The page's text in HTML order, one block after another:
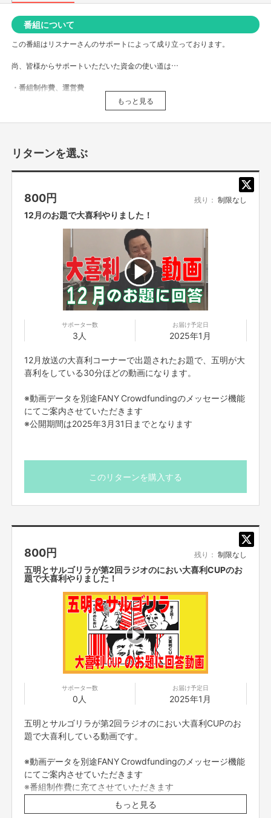
番組について
この番組はリスナーさんのサポートによって成り立っております。
尚、皆様からサポートいただいた資金の使い道は…
・番組制作費、運営費
・クラウドファンディング手数料
【オンラインのリターンについてのご注意事項】
■オンライン会議ツールで参加者全員を同時につなぎ、それぞれリモートで
ご参加いただきます。直接お会いすることはできませんので、ご了承くださ
■コミュニケーションには「Zoom」を使用させていただきます。Zoomを使
用できる環境を整えていただき、電波のいい環境でおつなぎください。
■参加方法は支援者の方に、リターン実施日の前日までに案内を、個別にお
送りいたします。お知らせした時間を厳守して下さい。遅れると参加できな
■コンプライアンスの観点から録画させていただいております。あらかじめ
ご了承ください。お客様の映像に関しては、他の目的での使用は致しませ
■参加者の配信中の録画撮影、録音、また、SNS等に詳細な配信内容を投稿
■不適切と考えられる言動があった場合、強制的に退出をお願いする場合が
【ご支援にあたってのご注意事項】
■迷惑メールの対策などでドメイン指定を行っている場合、メールが受信で
■支援者は、自ら及び自らが代表となって応募した参加者全てが、反社会的
勢力（暴力団、暴力団員、暴力団準構成員、暴力団関係企業、総会屋等、社
会運動等標ぼうゴロ、特殊知能暴力集団及びこれらに準ずる団体、並びにこ
れらの構成員等を指します。以下、同様とします。）に該当せず、また、こ
■プロジェクト実施前及び実施中に上記に反する事態が発生した場合、いつ
■リターンについて二次利用の目的や、有料イベント、PR目的での配信・
のみが参加できます。
【販売責任者】
お問い合わせは下記のURLのメッセージからご連絡ください。
https://cf.fany.lol/users/message/view/124912
【返品期限】
不良品、発送品間違いの場合は無料で交換させていただきます。到着日から
をお受け出来ない場合がございます。※サポーターのご都合によるキャンセ
ル・返品・交換はお受けできません。
もっと見る
リターンを選ぶ
800円 残り： 制限なし
12月のお題で大喜利やりました！
サポーター数
3人
お届け予定日
2025年1月
12月放送の大喜利コーナーで出題されたお題で、五明が大
喜利をしている30分ほどの動画になります。
※動画データを別途FANY Crowdfundingのメッセージ機能
にてご案内させていただきます
※公開期間は2025年3月31日までとなります
このリターンを購入する
800円 残り： 制限なし
五明とサルゴリラが第2回ラジオのにおい大喜利CUPのお
題で大喜利やりました！
サポーター数
0人
お届け予定日
2025年1月
五明とサルゴリラが第2回ラジオのにおい大喜利CUPのお
題で大喜利している動画です。
※動画データを別途FANY Crowdfundingのメッセージ機能
にてご案内させていただきます
※番組制作費に充てさせていただきます
※ご購入は1月26日まで
※公開期間は2025年1月31日までとなります
もっと見る